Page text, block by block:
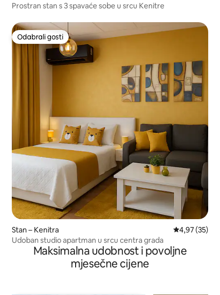
Prostran stan s 3 spavaće sobe u srcu Kenitre
Odabrali gosti
Odabrali gosti
Stan – Kenitra Prosječna
4,97 (35)
Udoban studio apartman u srcu centra grada
Maksimalna udobnost i povoljne
mjesečne cijene